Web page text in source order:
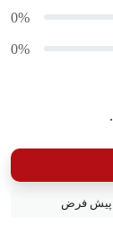
0%
0%